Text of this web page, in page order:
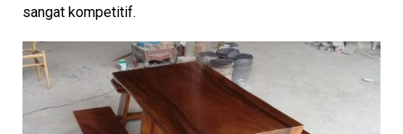
sangat kompetitif.